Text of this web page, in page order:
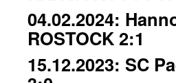
04.02.2024:
ROSTOCK 2:1
15.12.2023: SC